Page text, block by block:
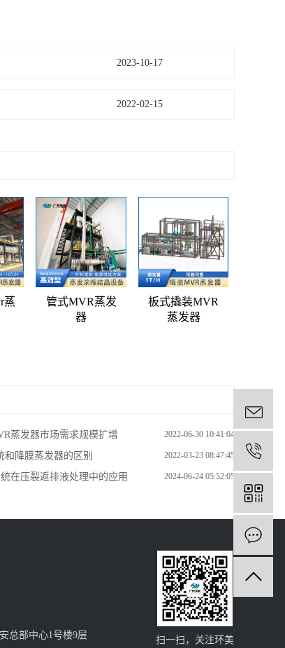
2023-10-17
2022-02-15
蒸
管式MVR蒸发
器
板式撬装MVR
蒸发器
蒸发器市场需求规模扩增 2022-06-30 10:41:04
和降膜蒸发器的区别 2022-03-23 08:47:45
在压裂返排液处理中的应用 2024-06-24 05:52:05
总部中心1号楼9层
扫一扫，关注环美